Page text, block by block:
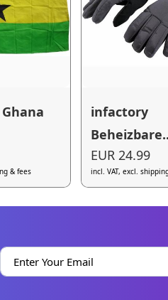
& fees
infactory
EUR 24.99
incl. VAT, excl.